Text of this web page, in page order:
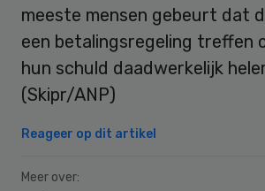
meeste mensen gebeurt dat
een betalingsregeling treffen
hun schuld daadwerkelijk
(Skipr/ANP)
Reageer op dit artikel
Meer over: